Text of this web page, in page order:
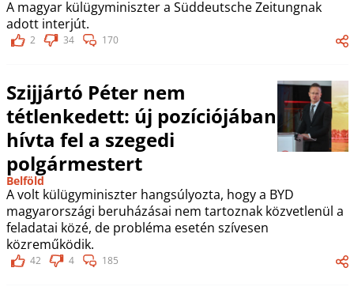
A magyar külügyminiszter a Süddeutsche Zeitungnak
adott interjút.
2 34 170
Szijjártó Péter nem
tétlenkedett: új pozíciójában
hívta fel a szegedi
polgármestert
Belföld
A volt külügyminiszter hangsúlyozta, hogy a BYD
magyarországi beruházásai nem tartoznak közvetlenül a
feladatai közé, de probléma esetén szívesen
közreműködik.
42 4 185